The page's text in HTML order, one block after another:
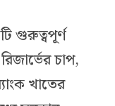
গুরুত্বপূর্ণ
চাপ,
খাতের